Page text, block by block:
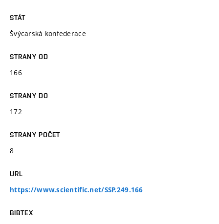
STÁT
Švýcarská konfederace
STRANY OD
166
STRANY DO
172
STRANY POČET
8
URL
https://www.scientific.net/SSP.249.166
BIBTEX